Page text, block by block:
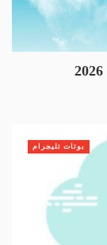
بوتات تليجرام